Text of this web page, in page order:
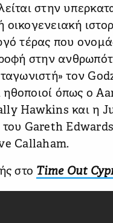
στην
τέρας που
στην
τον
όπως ο
Hawkins και η
Gareth
Callaham.
στο Time Out